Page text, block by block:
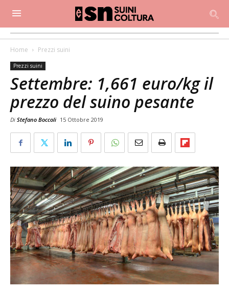
Home Prezzi suini
Prezzi suini
Settembre: 1,661 euro/kg il
prezzo del suino pesante
Di Stefano Boccoli 15 Ottobre 2019